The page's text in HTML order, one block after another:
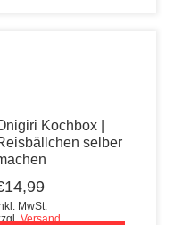
Kochbox |
selber
14,99
MwSt.
Versand